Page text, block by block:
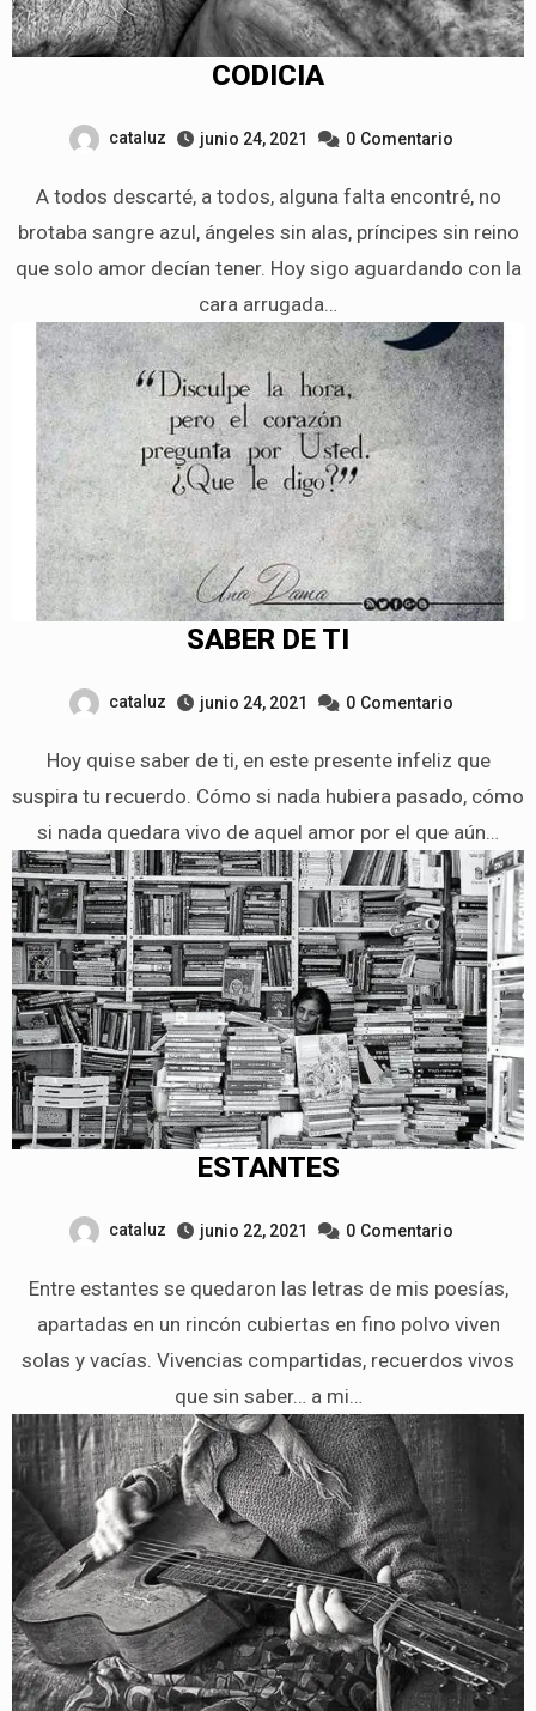
CODICIA
cataluz junio 24, 2021 0 Comentario
A todos descarté, a todos, alguna falta encontré, no
brotaba sangre azul, ángeles sin alas, príncipes sin reino
que solo amor decían tener. Hoy sigo aguardando con la
cara arrugada…
SABER DE TI
cataluz junio 24, 2021 0 Comentario
Hoy quise saber de ti, en este presente infeliz que
suspira tu recuerdo. Cómo si nada hubiera pasado, cómo
si nada quedara vivo de aquel amor por el que aún…
ESTANTES
cataluz junio 22, 2021 0 Comentario
Entre estantes se quedaron las letras de mis poesías,
apartadas en un rincón cubiertas en fino polvo viven
solas y vacías. Vivencias compartidas, recuerdos vivos
que sin saber… a mi…